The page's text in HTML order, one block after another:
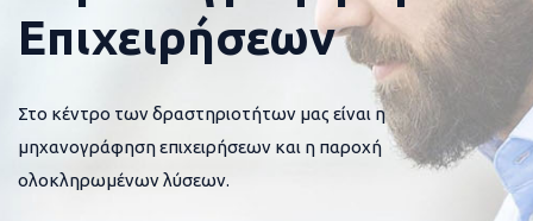
Επιχειρήσεων
Στο κέντρο των δραστηριοτήτων μας είναι η
μηχανογράφηση επιχειρήσεων και η παροχή
ολοκληρωμένων λύσεων.